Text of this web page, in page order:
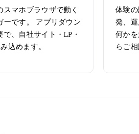
スマホブラウザで動く
ーです。 アプリダウン
で、自社サイト・LP・
込めます。
体験
発、
何か
らご